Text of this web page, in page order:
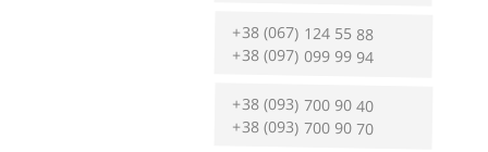
+38 (067) 124 55 88
+38 (097) 099 99 94
+38 (093) 700 90 40
+38 (093) 700 90 70